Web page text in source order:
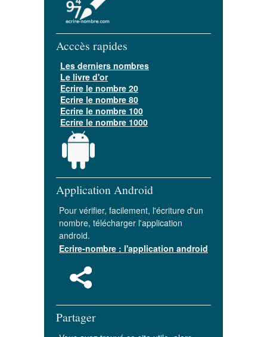
Acccès rapides
Les derniers nombres
Le livre d'or
Ecrire le nombre 20
Ecrire le nombre 80
Ecrire le nombre 100
Ecrire le nombre 1000
Application Android
Pour vérifier, facilement, l'écriture d'un
nombre, télécharger l'application
android.
Ecrire-nombre : l'application android
Partager